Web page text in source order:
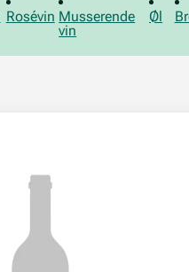
Rosévin Musserende
vin
Øl